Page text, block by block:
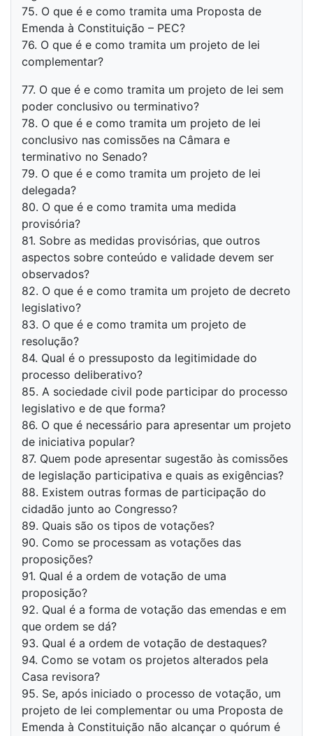
75. O que é e como tramita uma Proposta de
Emenda à Constituição – PEC?
76. O que é e como tramita um projeto de lei
complementar?
77. O que é e como tramita um projeto de lei sem
poder conclusivo ou terminativo?
78. O que é e como tramita um projeto de lei
conclusivo nas comissões na Câmara e
terminativo no Senado?
79. O que é e como tramita um projeto de lei
delegada?
80. O que é e como tramita uma medida
provisória?
81. Sobre as medidas provisórias, que outros
aspectos sobre conteúdo e validade devem ser
observados?
82. O que é e como tramita um projeto de decreto
legislativo?
83. O que é e como tramita um projeto de
resolução?
84. Qual é o pressuposto da legitimidade do
processo deliberativo?
85. A sociedade civil pode participar do processo
legislativo e de que forma?
86. O que é necessário para apresentar um projeto
de iniciativa popular?
87. Quem pode apresentar sugestão às comissões
de legislação participativa e quais as exigências?
88. Existem outras formas de participação do
cidadão junto ao Congresso?
89. Quais são os tipos de votações?
90. Como se processam as votações das
proposições?
91. Qual é a ordem de votação de uma
proposição?
92. Qual é a forma de votação das emendas e em
que ordem se dá?
93. Qual é a ordem de votação de destaques?
94. Como se votam os projetos alterados pela
Casa revisora?
95. Se, após iniciado o processo de votação, um
projeto de lei complementar ou uma Proposta de
Emenda à Constituição não alcançar o quórum é